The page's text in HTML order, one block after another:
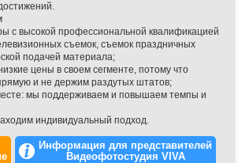
с высокой профессиональной квалификацией
съемок, съемок праздничных
подачей материала;
цены в своем сегменте, потому что
и не держим раздутых штатов;
мы поддерживаем и повышаем темпы и
индивидуальный подход.
Информация для представителей
Видеофотостудия VIVA